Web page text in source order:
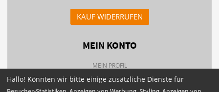
KAUF WIDERRUFEN
MEIN KONTO
MEIN PROFIL
BESTELLHISTORIE
Hallo! Könnten wir bitte einige zusätzliche Dienste für